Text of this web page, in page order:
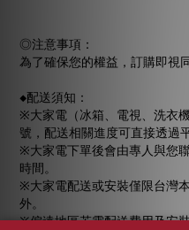
◎注意事項：
為了確保您的權益，訂購即視
◆配送須知：
※大家電（冰箱、電視、洗衣
號，配送相關進度可直接透過
※大家電下單後會由專人與您
時間。
※大家電配送或安裝僅限台灣
外。
※偏遠地區若需配送費用及安